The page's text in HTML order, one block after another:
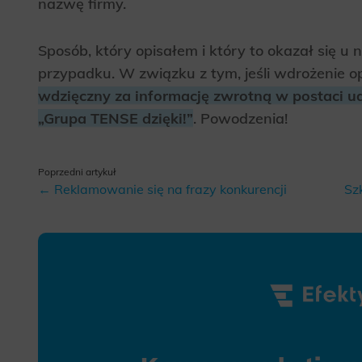
nazwę firmy.
Sposób, który opisałem i który to okazał się
przypadku. W związku z tym, jeśli wdrożenie
wdzięczny za informację zwrotną w postaci
„Grupa TENSE dzięki!”. Powodzenia!
Poprzedni artykuł
← Reklamowanie się na frazy konkurencji